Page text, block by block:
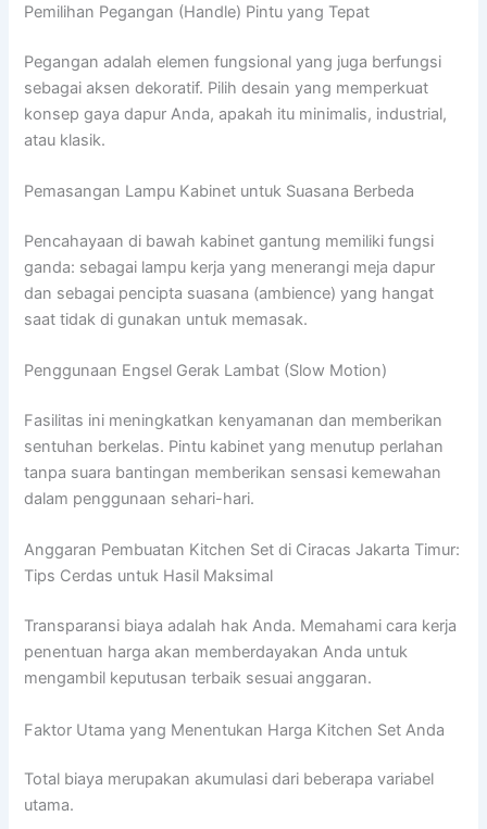
Pemilihan Pegangan (Handle) Pintu yang Tepat
Pegangan adalah elemen fungsional yang juga berfungsi
sebagai aksen dekoratif. Pilih desain yang memperkuat
konsep gaya dapur Anda, apakah itu minimalis, industrial,
atau klasik.
Pemasangan Lampu Kabinet untuk Suasana Berbeda
Pencahayaan di bawah kabinet gantung memiliki fungsi
ganda: sebagai lampu kerja yang menerangi meja dapur
dan sebagai pencipta suasana (ambience) yang hangat
saat tidak di gunakan untuk memasak.
Penggunaan Engsel Gerak Lambat (Slow Motion)
Fasilitas ini meningkatkan kenyamanan dan memberikan
sentuhan berkelas. Pintu kabinet yang menutup perlahan
tanpa suara bantingan memberikan sensasi kemewahan
dalam penggunaan sehari-hari.
Anggaran Pembuatan Kitchen Set di Ciracas Jakarta Timur:
Tips Cerdas untuk Hasil Maksimal
Transparansi biaya adalah hak Anda. Memahami cara kerja
penentuan harga akan memberdayakan Anda untuk
mengambil keputusan terbaik sesuai anggaran.
Faktor Utama yang Menentukan Harga Kitchen Set Anda
Total biaya merupakan akumulasi dari beberapa variabel
utama.